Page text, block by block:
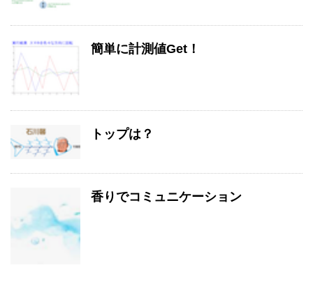
簡単に計測値Get！
トップは？
香りでコミュニケーション